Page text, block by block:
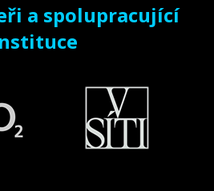
a spolupracující